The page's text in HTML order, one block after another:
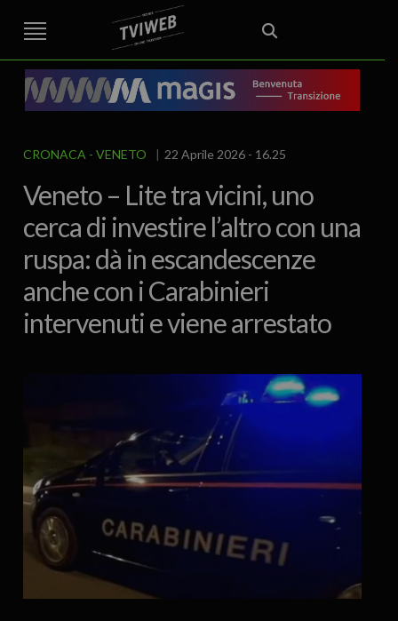
STREET TG CRONACA VENETO
VICENZA E PROVINCIA
AREA BERICA
ECONOMIA ATTUALITA’ POLITICA
EDITORIALE ITALIA E MONDO CURIOSITÀ – LIFESTYLE
CULTURA ARTE
SPORT
IL GRAFFIO FOOD & DRINK
CRONACA VENETO 22 Aprile 2026 - 16.25
Veneto – Lite tra vicini, uno
cerca di investire l’altro con una
ruspa: dà in escandescenze
anche con i Carabinieri
intervenuti e viene arrestato